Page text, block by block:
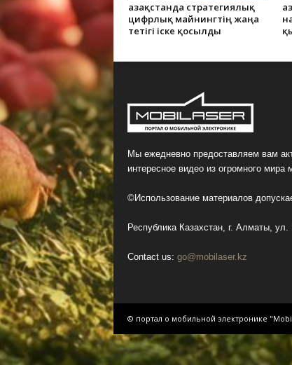
Қазақстанда стратегиялық
цифрлық майнингтің жаңа
тетігі іске қосылды
Мы ежедневно предоставляем вам
интересное видео из огромного
©Использование материалов
Республика Казахстан, г. Алматы,
Contact us: go@mobilaser.kz
© портал о мобильной электронике